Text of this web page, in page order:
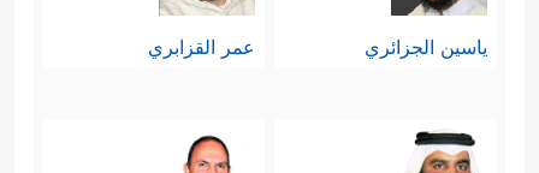
ياسين الجزائري عمر القزابري